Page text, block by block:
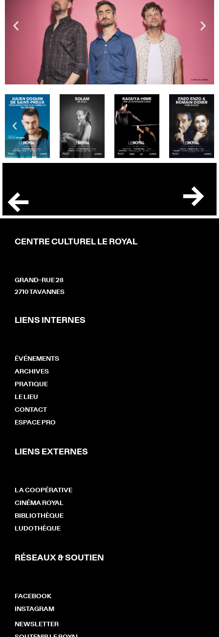
CENTRE CULTUREL LE ROYAL
GRAND-RUE 28
2710 TAVANNES
LIENS INTERNES
ÉVÉNEMENTS
ARCHIVES
PRATIQUE
LE LIEU
CONTACT
ESPACE PRO
LIENS EXTERNES
LA COOPÉRATIVE
CINÉMA ROYAL
BIBLIOTHÈQUE
LUDOTHÈQUE
RÉSEAUX & SOUTIEN
FACEBOOK
INSTAGRAM
NEWSLETTER